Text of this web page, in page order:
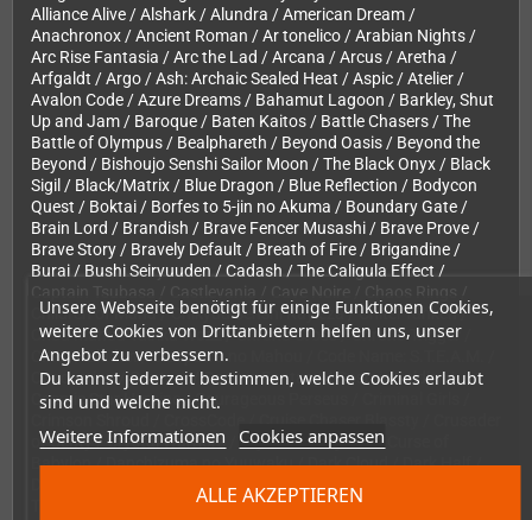
Unsere Webseite benötigt für einige Funktionen Cookies,
weitere Cookies von Drittanbietern helfen uns, unser
Angebot zu verbessern.
Du kannst jederzeit bestimmen, welche Cookies erlaubt
sind und welche nicht.
Weitere Informationen Cookies anpassen
ALLE AKZEPTIEREN
Alliance Alive / Alshark / Alundra / American Dream /
Anachronox / Ancient Roman / Ar tonelico / Arabian Nights /
Arc Rise Fantasia / Arc the Lad / Arcana / Arcus / Aretha /
Arfgaldt / Argo / Ash: Archaic Sealed Heat / Aspic / Atelier /
Avalon Code / Azure Dreams / Bahamut Lagoon / Barkley, Shut
Up and Jam / Baroque / Baten Kaitos / Battle Chasers / The
Battle of Olympus / Bealphareth / Beyond Oasis / Beyond the
Beyond / Bishoujo Senshi Sailor Moon / The Black Onyx / Black
Sigil / Black/Matrix / Blue Dragon / Blue Reflection / Bodycon
Quest / Boktai / Borfes to 5-jin no Akuma / Boundary Gate /
Brain Lord / Brandish / Brave Fencer Musashi / Brave Prove /
Brave Story / Bravely Default / Breath of Fire / Brigandine /
Burai / Bushi Seiryuuden / Cadash / The Caligula Effect /
Children of Mana / Chikyuu Senshi Rayieza / Chitei Tanken /
Chou Mahou Tairiku Wozz / Chrono Cross / Chrono Trigger /
CIMA / Cladun / Cleopatra no Mahou / Code Name: S.T.E.A.M. /
Conception / Contact / Cosmic Fantasy / Cosmic Soldier /
Cosmic Star Heroine / Courageous Perseus / Criminal Girls /
of Centy / Crystal Warriors / Crystalis / Crystar / Curse of
Babylon / Danchizuma no Yuuwaku / Dark Cloud / Dark Half /
Dark Kingdom / Dark Lord / Dark Rose Valkyrie / Dark Savior /
The Dark Spire / Dark Wizard / Dawn of Mana / Death Bringer /